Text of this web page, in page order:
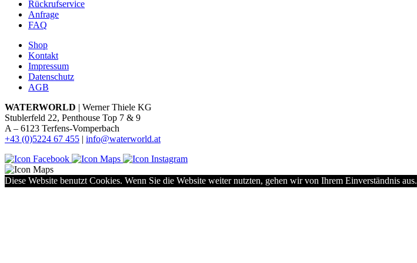
Rückrufservice
Anfrage
FAQ
Shop
Kontakt
Impressum
Datenschutz
AGB
WATERWORLD | Werner Thiele KG
Stublerfeld 22, Penthouse Top 7 & 9
A – 6123 Terfens-Vomperbach
+43 (0)5224 67 455 | info@waterworld.at
Diese Website benutzt Cookies. Wenn Sie die Website weiter nutzten, gehen wir von Ihrem Einverständnis aus.